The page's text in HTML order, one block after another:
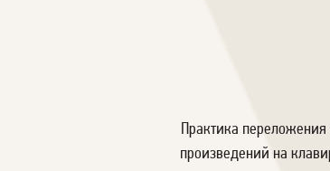
Практика переложения
произведений на